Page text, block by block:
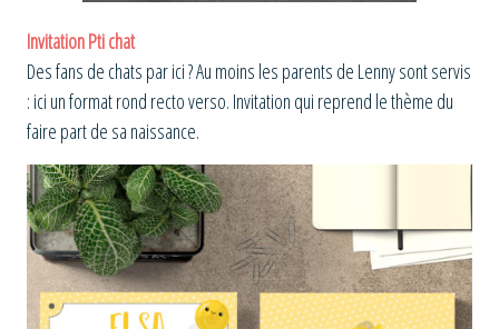
Invitation Pti chat
Des fans de chats par ici ? Au moins les parents de Lenny sont servis
: ici un format rond recto verso. Invitation qui reprend le thème du
faire part de sa naissance.